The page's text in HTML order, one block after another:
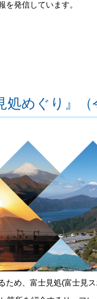
を発信しています。
めぐり』（
ため、富士見処(富士見